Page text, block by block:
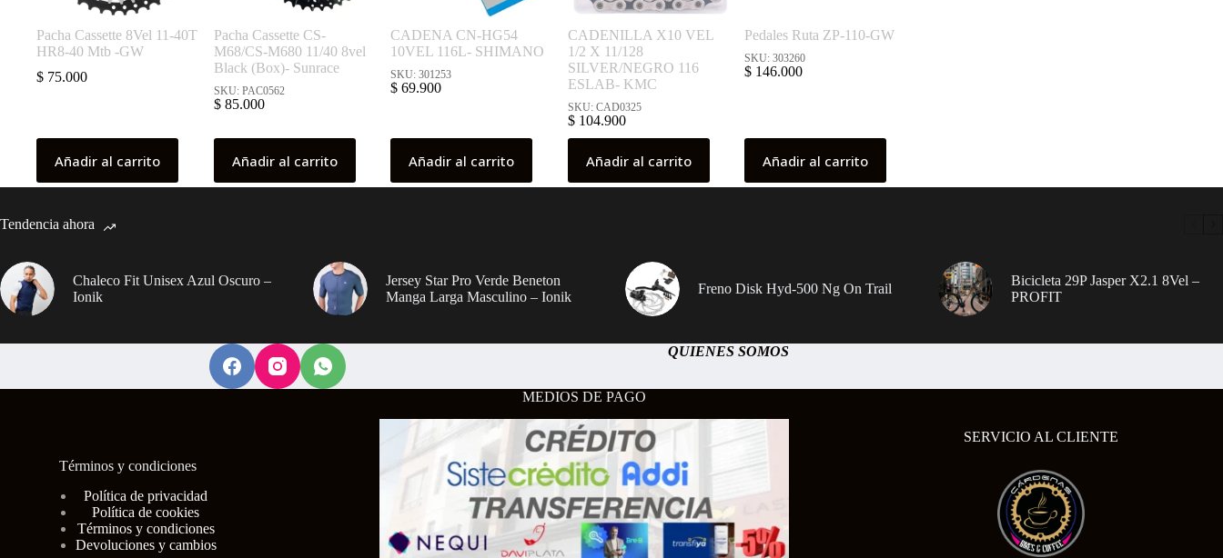
Pacha Cassette 8Vel 11-40T
HR8-40 Mtb -GW
$ 75.000
Añadir al carrito
Pacha Cassette CS-
M68/CS-M680 11/40 8vel
Black (Box)- Sunrace
SKU: PAC0562
$85.000
Añadir al carrito
CADENA CN-HG54
10VEL 116L- SHIMANO
SKU: 301253
$ 69.900
Añadir al carrito
CADENILLA X10 VEL
1/2 X 11/128
SILVER/NEGRO 116
ESLAB- KMC
SKU: CAD0325
$104.900
Añadir al carrito
Pedales Ruta ZP-110-GW
SKU: 303260
$ 146.000
Añadir al carrito
Tendencia ahora
Chaleco Fit Unisex Azul Oscuro –
Ionik
Jersey Star Pro Verde Beneton
Manga Larga Masculino – Ionik
Freno Disk Hyd-500 Ng On Trail
Bicicleta 29P Jasper X2.1 8Vel –
PROFIT
QUIENES SOMOS
Términos y condiciones
Política de privacidad
Política de cookies
Términos y condiciones
Devoluciones y cambios
MEDIOS DE PAGO
SERVICIO AL CLIENTE